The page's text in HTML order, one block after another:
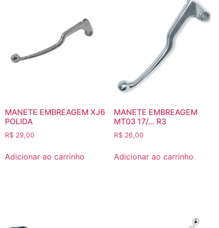
MANETE EMBREAGEM XJ6
POLIDA
R$ 29,00
Adicionar ao carrinho
MANETE EMBREAGEM
MT03 17/… R3
R$ 26,00
Adicionar ao carrinho